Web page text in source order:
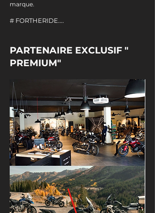
marque.
# FORTHERIDE....
PARTENAIRE EXCLUSIF "
PREMIUM"